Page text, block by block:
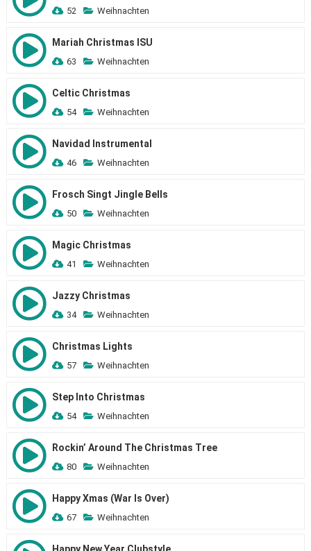
52 Weihnachten
Mariah Christmas ISU
63 Weihnachten
Celtic Christmas
54 Weihnachten
Navidad Instrumental
46 Weihnachten
Frosch Singt Jingle Bells
50 Weihnachten
Magic Christmas
41 Weihnachten
Jazzy Christmas
34 Weihnachten
Christmas Lights
57 Weihnachten
Step Into Christmas
54 Weihnachten
Rockin’ Around The Christmas Tree
80 Weihnachten
Happy Xmas (War Is Over)
67 Weihnachten